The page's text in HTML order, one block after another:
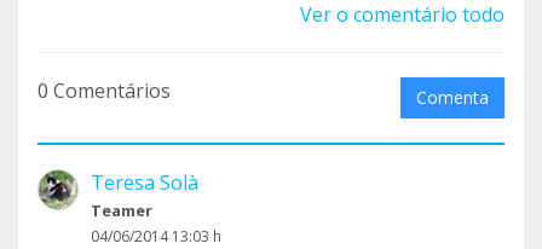
Ver o comentário todo
0 Comentários Comenta
Teresa Solà
Teamer
04/06/2014 13:03 h